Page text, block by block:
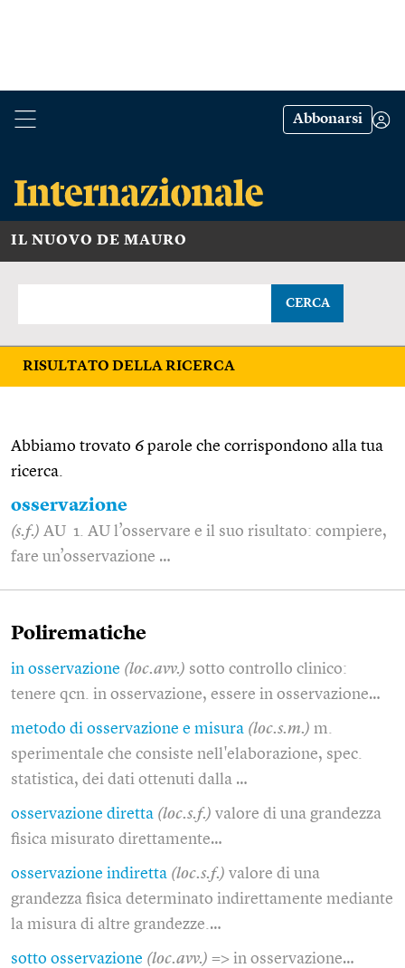
Abbonarsi
IL NUOVO DE MAURO
CERCA
RISULTATO DELLA RICERCA
Abbiamo trovato 6 parole che corrispondono alla tua
ricerca.
osservazione
(s.f.) AU 1. AU l’osservare e il suo risultato: compiere,
fare un’osservazione …
Polirematiche
in osservazione (loc.avv.) sotto controllo clinico:
tenere qcn. in osservazione, essere in osservazione…
metodo di osservazione e misura (loc.s.m.) m.
sperimentale che consiste nell'elaborazione, spec.
statistica, dei dati ottenuti dalla …
osservazione diretta (loc.s.f.) valore di una grandezza
fisica misurato direttamente…
osservazione indiretta (loc.s.f.) valore di una
grandezza fisica determinato indirettamente mediante
la misura di altre grandezze.…
sotto osservazione (loc.avv.) => in osservazione…